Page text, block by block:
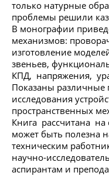
только натурные
проблемы решили
В монографии
механизмов:
изготовление
звеньев,
КПД, напряжения,
Показаны различные
исследования
пространственных
Книга рассчитана на
может быть полезна
техническим
научно-
аспирантам и